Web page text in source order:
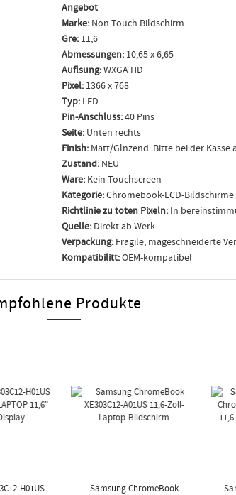
Angebot
Marke: Non Touch Bildschirm
Gre: 11,6
Abmessungen: 10,65 x 6,65
Auflsung:WXGA HD
Pixel: 1366 x 768
Typ: LED
Pin-Anschluss:40 Pins
Seite: Unten rechts
Finish: Matt/Glnzend. Bitte bei der Kasse
Zustand: NEU
Ware: Kein Touchscreen
Kategorie:Chromebook-LCD-Bildschirme
Richtlinie zu toten Pixeln: In
Quelle: Direkt ab Werk
Verpackung: Fragile, mageschneiderte
Kompatibilitt:OEM-kompatibel
Produkte
H01US
Samsung ChromeBook